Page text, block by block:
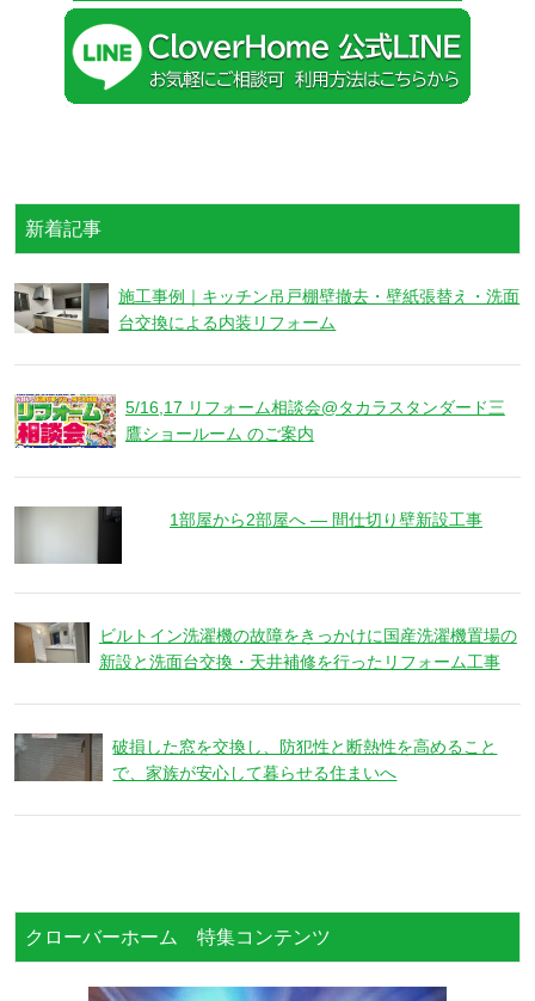
新着記事
施工事例｜キッチン吊戸棚壁撤去・壁紙張替え・洗面
台交換による内装リフォーム
5/16,17 リフォーム相談会@タカラスタンダード三
鷹ショールーム のご案内
1部屋から2部屋へ ― 間仕切り壁新設工事
ビルトイン洗濯機の故障をきっかけに国産洗濯機置場の
新設と洗面台交換・天井補修を行ったリフォーム工事
破損した窓を交換し、防犯性と断熱性を高めること
で、家族が安心して暮らせる住まいへ
クローバーホーム 特集コンテンツ